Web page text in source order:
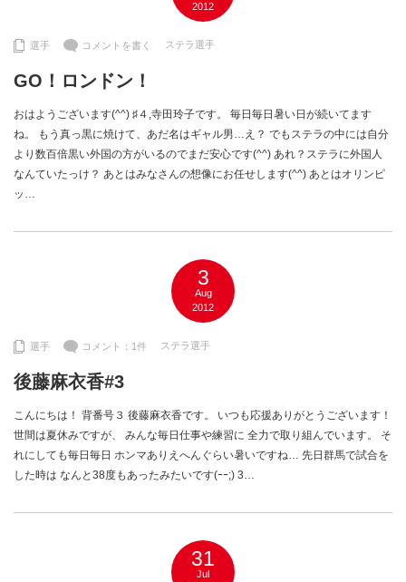
2012
選手 コメントを書く ステラ選手
GO！ロンドン！
おはようございます(^^) ♯４,寺田玲子です。 毎日毎日暑い日が続いてます
ね。 もう真っ黒に焼けて、あだ名はギャル男…え？ でもステラの中には自分
より数百倍黒い外国の方がいるのでまだ安心です(^^) あれ？ステラに外国人
なんていたっけ？ あとはみなさんの想像にお任せします(^^) あとはオリンピ
ッ…
3
Aug
2012
選手 コメント：1件 ステラ選手
後藤麻衣香#3
こんにちは！ 背番号３ 後藤麻衣香です。 いつも応援ありがとうございます！
世間は夏休みですが、 みんな毎日仕事や練習に 全力で取り組んでいます。 そ
れにしても毎日毎日 ホンマありえへんぐらい暑いですね… 先日群馬で試合を
した時は なんと38度もあったみたいです(ｰｰ;) 3…
31
Jul